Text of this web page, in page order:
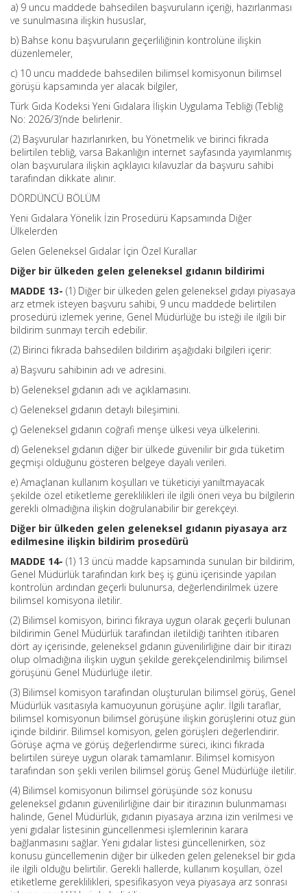
a) 9 uncu maddede bahsedilen başvuruların içeriği, hazırlanması
ve sunulmasına ilişkin hususlar,
b) Bahse konu başvuruların geçerliliğinin kontrolüne ilişkin
düzenlemeler,
c) 10 uncu maddede bahsedilen bilimsel komisyonun bilimsel
görüşü kapsamında yer alacak bilgiler,
Türk Gıda Kodeksi Yeni Gıdalara İlişkin Uygulama Tebliği (Tebliğ
No: 2026/3)’nde belirlenir.
(2) Başvurular hazırlanırken, bu Yönetmelik ve birinci fıkrada
belirtilen tebliğ, varsa Bakanlığın internet sayfasında yayımlanmış
olan başvurulara ilişkin açıklayıcı kılavuzlar da başvuru sahibi
tarafından dikkate alınır.
DÖRDÜNCÜ BÖLÜM
Yeni Gıdalara Yönelik İzin Prosedürü Kapsamında Diğer
Ülkelerden
Gelen Geleneksel Gıdalar İçin Özel Kurallar
Diğer bir ülkeden gelen geleneksel gıdanın bildirimi
MADDE 13- (1) Diğer bir ülkeden gelen geleneksel gıdayı piyasaya
arz etmek isteyen başvuru sahibi, 9 uncu maddede belirtilen
prosedürü izlemek yerine, Genel Müdürlüğe bu isteği ile ilgili bir
bildirim sunmayı tercih edebilir.
(2) Birinci fıkrada bahsedilen bildirim aşağıdaki bilgileri içerir:
a) Başvuru sahibinin adı ve adresini.
b) Geleneksel gıdanın adı ve açıklamasını.
c) Geleneksel gıdanın detaylı bileşimini.
ç) Geleneksel gıdanın coğrafi menşe ülkesi veya ülkelerini.
d) Geleneksel gıdanın diğer bir ülkede güvenilir bir gıda tüketim
geçmişi olduğunu gösteren belgeye dayalı verileri.
e) Amaçlanan kullanım koşulları ve tüketiciyi yanıltmayacak
şekilde özel etiketleme gereklilikleri ile ilgili öneri veya bu bilgilerin
gerekli olmadığına ilişkin doğrulanabilir bir gerekçeyi.
Diğer bir ülkeden gelen geleneksel gıdanın piyasaya arz
edilmesine ilişkin bildirim prosedürü
MADDE 14- (1) 13 üncü madde kapsamında sunulan bir bildirim,
Genel Müdürlük tarafından kırk beş iş günü içerisinde yapılan
kontrolün ardından geçerli bulunursa, değerlendirilmek üzere
bilimsel komisyona iletilir.
(2) Bilimsel komisyon, birinci fıkraya uygun olarak geçerli bulunan
bildirimin Genel Müdürlük tarafından iletildiği tarihten itibaren
dört ay içerisinde, geleneksel gıdanın güvenilirliğine dair bir itirazı
olup olmadığına ilişkin uygun şekilde gerekçelendirilmiş bilimsel
görüşünü Genel Müdürlüğe iletir.
(3) Bilimsel komisyon tarafından oluşturulan bilimsel görüş, Genel
Müdürlük vasıtasıyla kamuoyunun görüşüne açılır. İlgili taraflar,
bilimsel komisyonun bilimsel görüşüne ilişkin görüşlerini otuz gün
içinde bildirir. Bilimsel komisyon, gelen görüşleri değerlendirir.
Görüşe açma ve görüş değerlendirme süreci, ikinci fıkrada
belirtilen süreye uygun olarak tamamlanır. Bilimsel komisyon
tarafından son şekli verilen bilimsel görüş Genel Müdürlüğe iletilir.
(4) Bilimsel komisyonun bilimsel görüşünde söz konusu
geleneksel gıdanın güvenilirliğine dair bir itirazının bulunmaması
halinde, Genel Müdürlük, gıdanın piyasaya arzına izin verilmesi ve
yeni gıdalar listesinin güncellenmesi işlemlerinin karara
bağlanmasını sağlar. Yeni gıdalar listesi güncellenirken, söz
konusu güncellemenin diğer bir ülkeden gelen geleneksel bir gıda
ile ilgili olduğu belirtilir. Gerekli hallerde, kullanım koşulları, özel
etiketleme gereklilikleri, spesifikasyon veya piyasaya arz sonrası